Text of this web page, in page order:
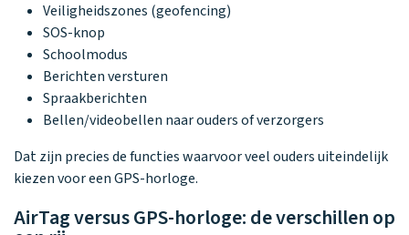
Veiligheidszones (geofencing)
SOS-knop
Schoolmodus
Berichten versturen
Spraakberichten
Bellen/videobellen naar ouders of verzorgers
Dat zijn precies de functies waarvoor veel ouders uiteindelijk
kiezen voor een GPS-horloge.
AirTag versus GPS-horloge: de verschillen op